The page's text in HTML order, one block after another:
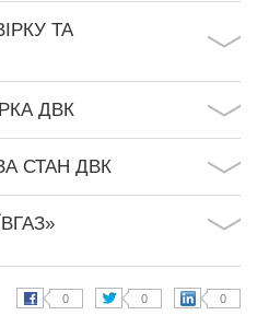
ТА
ДВК
СТАН ДВК